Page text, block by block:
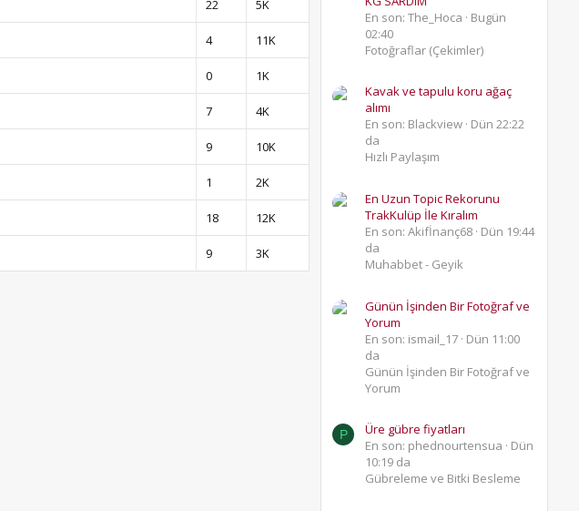
22 5K
4 11K
0 1K
7 4K
9 10K
1 2K
18 12K
9 3K
En son: The_Hoca
Bugün
02:40
Fotoğraflar (Çekimler)
Kavak ve tapulu koru ağaç
alımı
En son: Blackview Dün 22:22
da
Hızlı Paylaşım
En Uzun Topic Rekorunu
TrakKulüp İle Kıralım
En son: Akifİnanç68 Dün 19:44
da
Muhabbet - Geyik
Günün İşinden Bir Fotoğraf ve
Yorum
En son: ismail_17 Dün 11:00
da
Günün İşinden Bir Fotoğraf ve
Yorum
P
Üre gübre fiyatları
En son: phednourtensua
Dün
10:19 da
Gübreleme ve Bitki Besleme